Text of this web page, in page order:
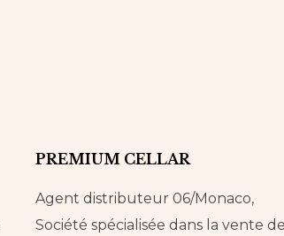
PREMIUM CELLAR
Agent distributeur 06/Monaco,
Société spécialisée dans la vente de